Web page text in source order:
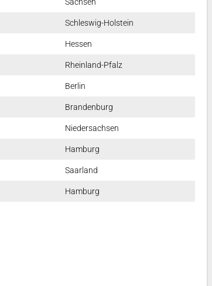
Schleswig-Holstein
Hessen
Rheinland-Pfalz
Berlin
Brandenburg
Niedersachsen
Hamburg
Saarland
Hamburg